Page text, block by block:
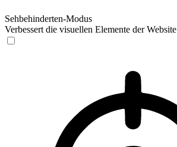
Sehbehinderten-Modus
Verbessert die visuellen Elemente der Website